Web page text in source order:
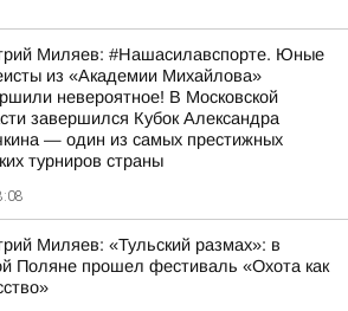
Миляев: #Нашасилавспорте. Юные
из «Академии Михайлова»
невероятное! В Московской
завершился Кубок Александра
— один из самых престижных
турниров страны
Миляев: «Тульский размах»: в
Поляне прошел фестиваль «Охота как